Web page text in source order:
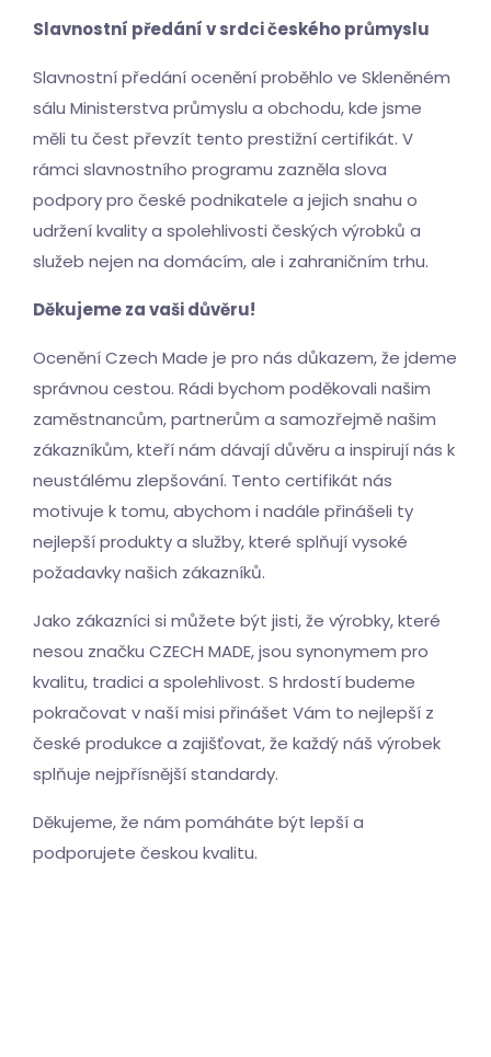
Slavnostní předání v srdci českého průmyslu
Slavnostní předání ocenění proběhlo ve Skleněném
sálu Ministerstva průmyslu a obchodu, kde jsme
měli tu čest převzít tento prestižní certifikát. V
rámci slavnostního programu zazněla slova
podpory pro české podnikatele a jejich snahu o
udržení kvality a spolehlivosti českých výrobků a
služeb nejen na domácím, ale i zahraničním trhu.
Děkujeme za vaši důvěru!
Ocenění Czech Made je pro nás důkazem, že jdeme
správnou cestou. Rádi bychom poděkovali našim
zaměstnancům, partnerům a samozřejmě našim
zákazníkům, kteří nám dávají důvěru a inspirují nás k
neustálému zlepšování. Tento certifikát nás
motivuje k tomu, abychom i nadále přinášeli ty
nejlepší produkty a služby, které splňují vysoké
požadavky našich zákazníků.
Jako zákazníci si můžete být jisti, že výrobky, které
nesou značku CZECH MADE, jsou synonymem pro
kvalitu, tradici a spolehlivost. S hrdostí budeme
pokračovat v naší misi přinášet Vám to nejlepší z
české produkce a zajišťovat, že každý náš výrobek
splňuje nejpřísnější standardy.
Děkujeme, že nám pomáháte být lepší a
podporujete českou kvalitu.